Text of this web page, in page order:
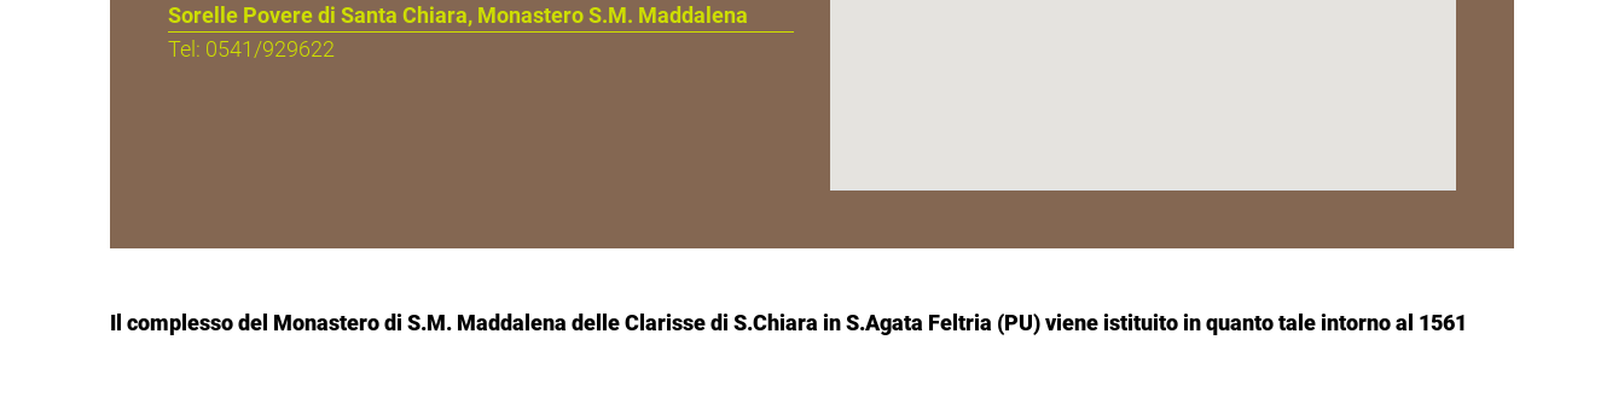
Sorelle Povere di Santa Chiara, Monastero S.M. Maddalena
Tel: 0541/929622
Il complesso del Monastero di S.M. Maddalena delle Clarisse di S.Chiara in S.Agata Feltria (PU) viene istituito in quanto tale intorno al 1561